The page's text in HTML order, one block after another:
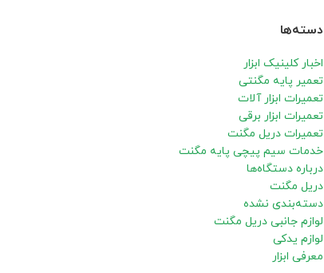
دسته‌ها
اخبار کلینیک ابزار
تعمیر پایه مگنتی
تعمیرات ابزار آلات
تعمیرات ابزار برقی
تعمیرات دریل مگنت
خدمات سیم پیچی پایه مگنت
درباره دستگاه‌ها
دریل مگنت
دسته‌بندی نشده
لوازم جانبی دریل مگنت
لوازم یدکی
معرفی ابزار